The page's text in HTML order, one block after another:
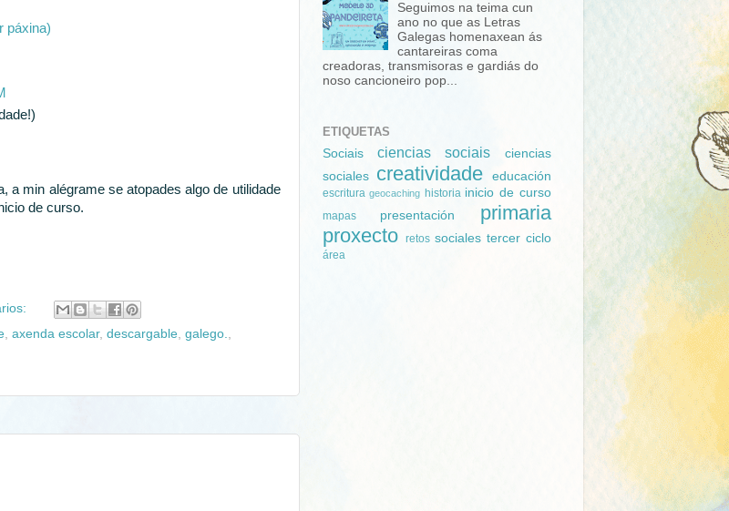
páxina)
a min alégrame se atopades algo de utilidade
de curso.
, axenda escolar, descargable, galego.
Seguimos na teima cun
ano no que as Letras
Galegas homenaxean ás
cantareiras coma
creadoras, transmisoras e gardiás do
noso cancioneiro pop...
ETIQUETAS
Sociais
ciencias sociais
ciencias
sociales
creatividade educación
escritura geocaching historia inicio de curso
mapas presentación
primaria
proxecto
retos sociales tercer ciclo
área